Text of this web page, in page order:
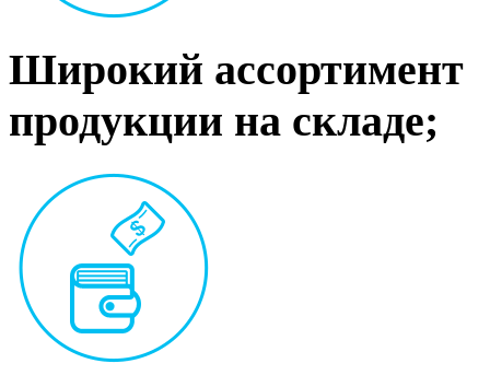
Широкий ассортимент
продукции на складе;